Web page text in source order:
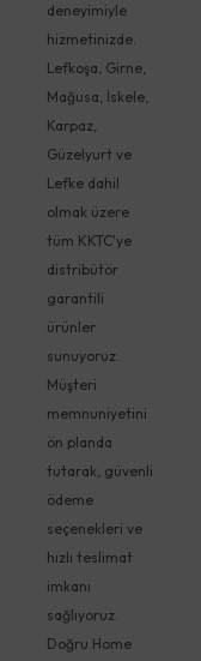
deneyimiyle
hizmetinizde.
Lefkoşa, Girne,
Mağusa, İskele,
Karpaz,
Güzelyurt ve
Lefke dahil
olmak üzere
tüm KKTC'ye
distribütör
garantili
ürünler
sunuyoruz.
Müşteri
memnuniyetini
ön planda
tutarak, güvenli
ödeme
seçenekleri ve
hızlı teslimat
imkanı
sağlıyoruz.
Doğru Home